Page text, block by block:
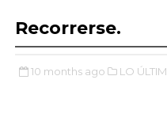
Recorrerse.
10 months ago LO